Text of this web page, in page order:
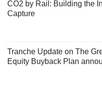
CO2 by Rail: Building the
Capture
Tranche Update on The
Equity Buyback Plan